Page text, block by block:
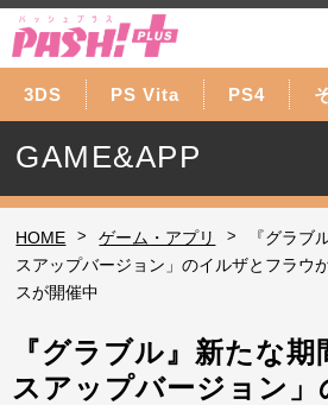
3DS PS Vita PS4
GAME&APP
HOME > ゲーム・アプリ >
『グラブ
スアップバージョン」のイルザとフラウ
スが開催中
『グラブル』新たな
スアップバージョン」